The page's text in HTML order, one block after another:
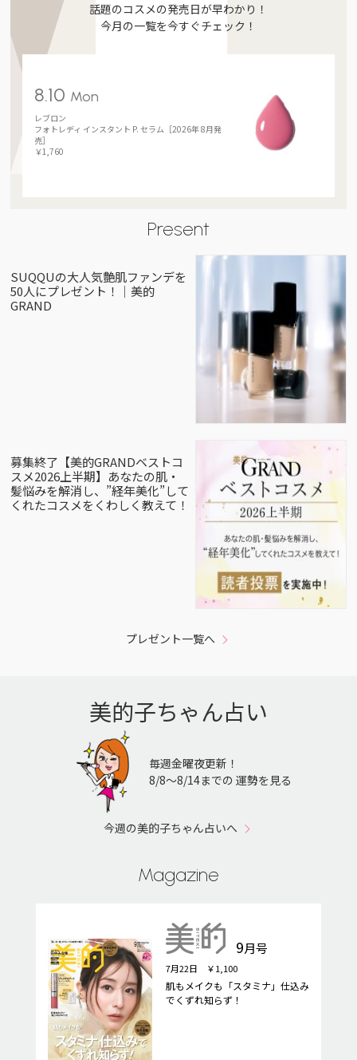
話題のコスメの発売日が早わかり！
今月の一覧を今すぐチェック！
8.10 Mon
レブロン
フォトレディ インスタント P. セラム［2026年 8月発
売］
￥1,760
Present
SUQQUの大人気艶肌ファンデを
50人にプレゼント！｜美的
GRAND
募集終了【美的GRANDベストコ
スメ2026上半期】あなたの肌・
髪悩みを解消し、”経年美化”して
くれたコスメをくわしく教えて！
プレゼント一覧へ
美的子ちゃん占い
毎週金曜夜更新！
8/8〜8/14までの 運勢を見る
今週の美的子ちゃん占いへ
Magazine
9月号
7月22日 ￥1,100
肌もメイクも「スタミナ」仕込み
でくずれ知らず！